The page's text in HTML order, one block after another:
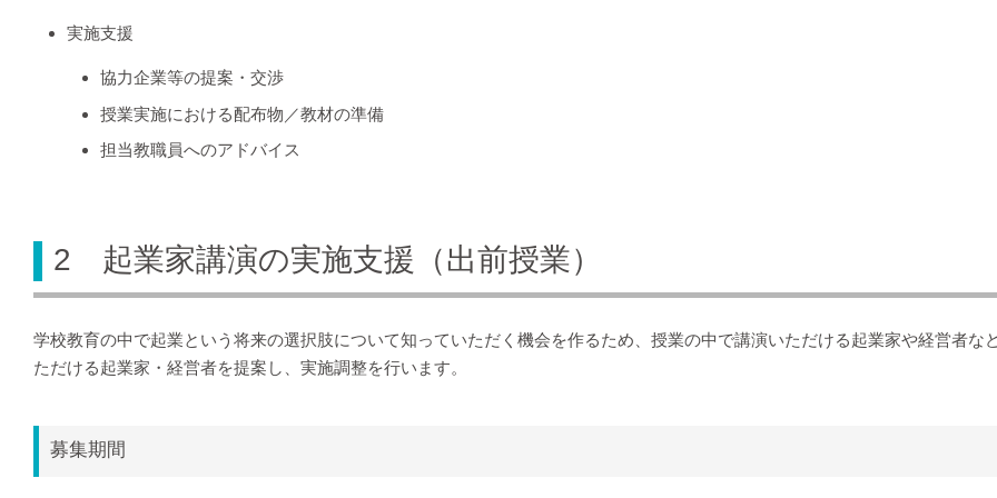
実施支援
協力企業等の提案・交渉
授業実施における配布物／教材の準備
担当教職員へのアドバイス
2 起業家講演の実施支援（出前授業）
学校教育の中で起業という将来の選択肢について知っていただく機会を作るため、授業の中で講演いただける起業家や経営者
ただける起業家・経営者を提案し、実施調整を行います。
募集期間